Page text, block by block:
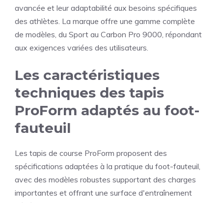
avancée et leur adaptabilité aux besoins spécifiques
des athlètes. La marque offre une gamme complète
de modèles, du Sport au Carbon Pro 9000, répondant
aux exigences variées des utilisateurs.
Les caractéristiques
techniques des tapis
ProForm adaptés au foot-
fauteuil
Les tapis de course ProForm proposent des
spécifications adaptées à la pratique du foot-fauteuil,
avec des modèles robustes supportant des charges
importantes et offrant une surface d'entraînement